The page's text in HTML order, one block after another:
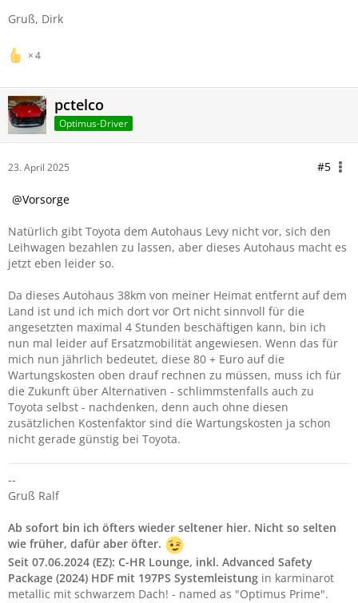
Gruß, Dirk
4
pctelco
Optimus-Driver
23. April 2025 #5
Vorsorge
Natürlich gibt Toyota dem Autohaus Levy nicht vor, sich den
Leihwagen bezahlen zu lassen, aber dieses Autohaus macht es
jetzt eben leider so.
Da dieses Autohaus 38km von meiner Heimat entfernt auf dem
Land ist und ich mich dort vor Ort nicht sinnvoll für die
angesetzten maximal 4 Stunden beschäftigen kann, bin ich
nun mal leider auf Ersatzmobilität angewiesen. Wenn das für
mich nun jährlich bedeutet, diese 80 + Euro auf die
Wartungskosten oben drauf rechnen zu müssen, muss ich für
die Zukunft über Alternativen - schlimmstenfalls auch zu
Toyota selbst - nachdenken, denn auch ohne diesen
zusätzlichen Kostenfaktor sind die Wartungskosten ja schon
nicht gerade günstig bei Toyota.
--
Gruß Ralf
Ab sofort bin ich öfters wieder seltener hier. Nicht so selten
wie früher, dafür aber öfter.
Seit 07.06.2024 (EZ): C-HR Lounge, inkl. Advanced Safety
Package (2024) HDF mit 197PS Systemleistung in karminarot
metallic mit schwarzem Dach! - named as "Optimus Prime".